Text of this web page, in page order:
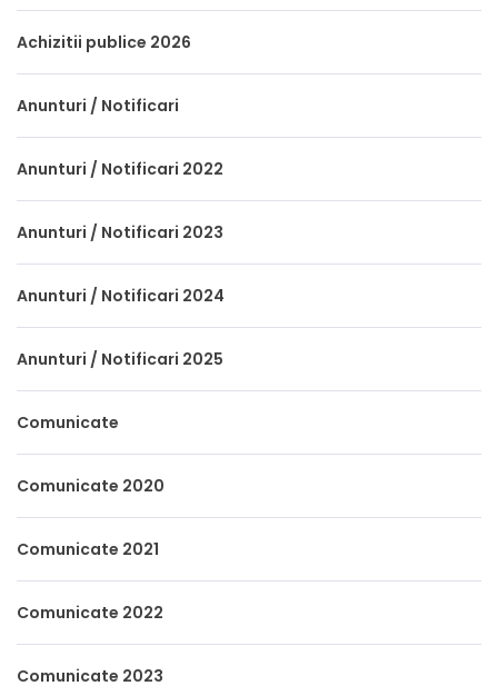
Achizitii publice 2026
Anunturi / Notificari
Anunturi / Notificari 2022
Anunturi / Notificari 2023
Anunturi / Notificari 2024
Anunturi / Notificari 2025
Comunicate
Comunicate 2020
Comunicate 2021
Comunicate 2022
Comunicate 2023